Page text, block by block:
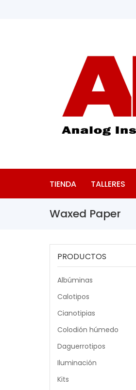
TIENDA TALLERES
Waxed Paper
PRODUCTOS
Albúminas
Calotipos
Cianotipias
Colodión húmedo
Daguerrotipos
Iluminación
Kits